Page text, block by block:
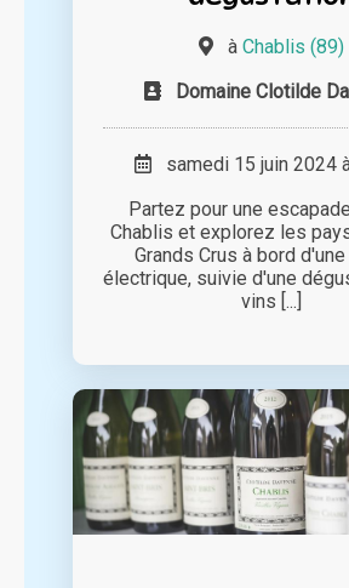
à Chablis (89)
Domaine Clotilde
samedi 15 juin 2024
Partez pour une
Chablis et explorez les
Grands Crus à bord
électrique, suivie d'une
vins [...]